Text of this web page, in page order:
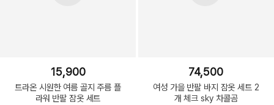
15,900
트라온 시원한 여름 골지 주름 플
라워 반팔 잠옷 세트
74,500
여성 가을 반팔 바지 잠옷 세트 2
개 체크 sky 차콜곰